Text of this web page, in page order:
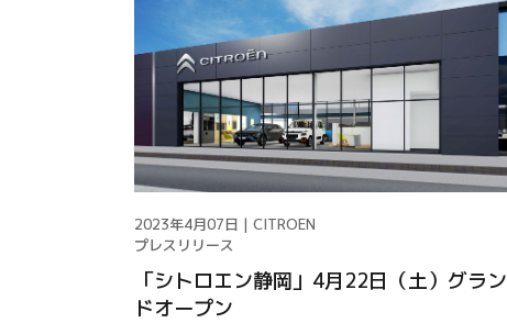
2023年4月07日 | CITROEN
プレスリリース
「シトロエン静岡」4月22日（土）グラン
ドオープン